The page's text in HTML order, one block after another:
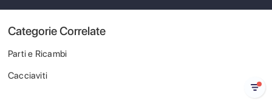
Categorie Correlate
Parti e Ricambi
Cacciaviti